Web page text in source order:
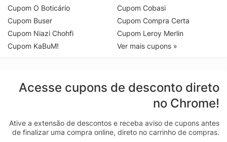
Cupom O Boticário
Cupom Buser
Cupom Niazi Chohfi
Cupom KaBuM!
Cupom Cobasi
Cupom Compra Certa
Cupom Leroy Merlin
Ver mais cupons »
Acesse cupons de desconto direto
no Chrome!
Ative a extensão de descontos e receba aviso de cupons antes
de finalizar uma compra online, direto no carrinho de compras.